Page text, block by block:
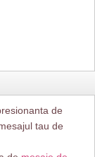
de
tau de